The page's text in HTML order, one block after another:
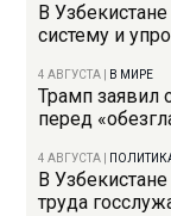
В
систему и
4 АВГУСТА В МИРЕ
Трамп заявил
перед
4 АВГУСТА
В
труда